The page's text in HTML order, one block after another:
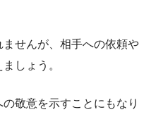
せんが、相手への依頼や
しょう。
敬意を示すことにもなり